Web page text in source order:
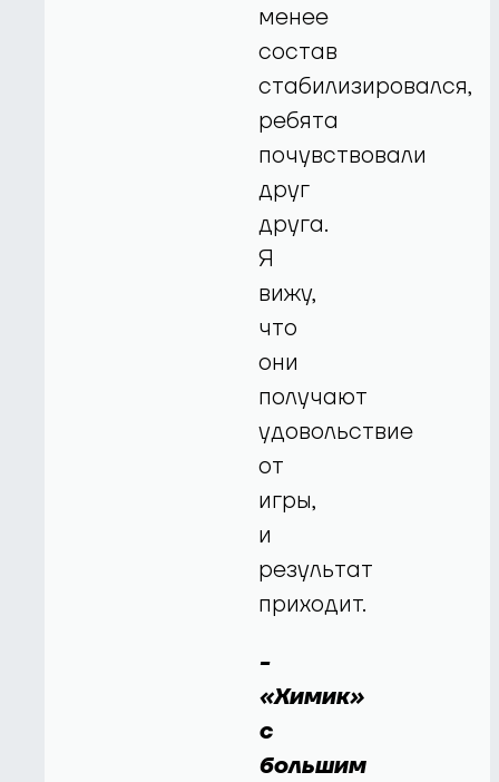
менее
состав
стабилизировался,
ребята
почувствовали
друг
друга.
Я
вижу,
что
они
получают
удовольствие
от
игры,
и
результат
приходит.
-
«Химик»
с
большим